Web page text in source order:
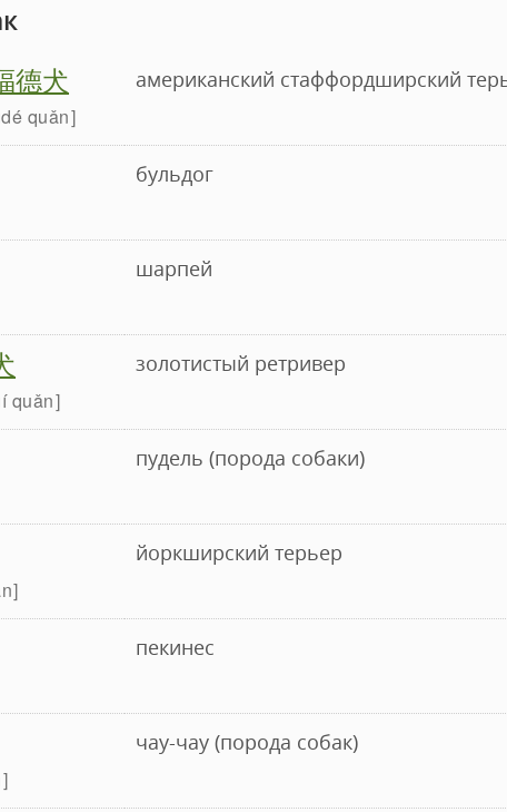
德犬
quǎn
американский стаффордширский
бульдог
шарпей
quǎn
золотистый ретривер
пудель (порода собаки)
йоркширский терьер
пекинес
чау-чау (порода собак)